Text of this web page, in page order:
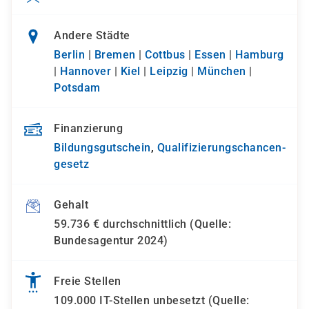
Andere Städte
Berlin | Bremen | Cottbus | Essen | Hamburg
| Hannover | Kiel | Leipzig | München |
Potsdam
Finanzierung
Bildungsgutschein, Qualifizierungs­chancen­
gesetz
Gehalt
59.736 € durchschnittlich (Quelle:
Bundesagentur 2024)
Freie Stellen
109.000 IT-Stellen unbesetzt (Quelle: